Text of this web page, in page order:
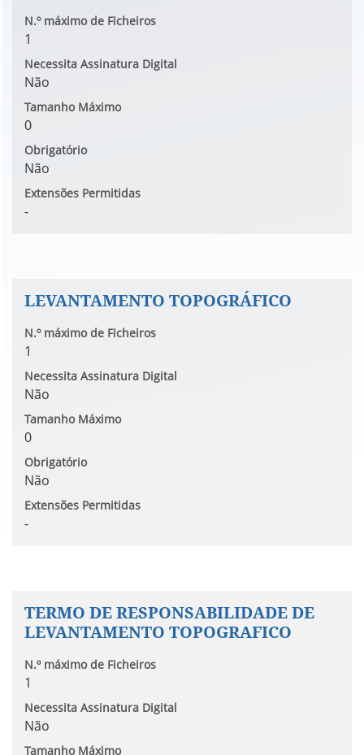
N.º máximo de Ficheiros
1
Necessita Assinatura Digital
Não
Tamanho Máximo
0
Obrigatório
Não
Extensões Permitidas
-
LEVANTAMENTO TOPOGRÁFICO
N.º máximo de Ficheiros
1
Necessita Assinatura Digital
Não
Tamanho Máximo
0
Obrigatório
Não
Extensões Permitidas
-
TERMO DE RESPONSABILIDADE DE
LEVANTAMENTO TOPOGRAFICO
N.º máximo de Ficheiros
1
Necessita Assinatura Digital
Não
Tamanho Máximo